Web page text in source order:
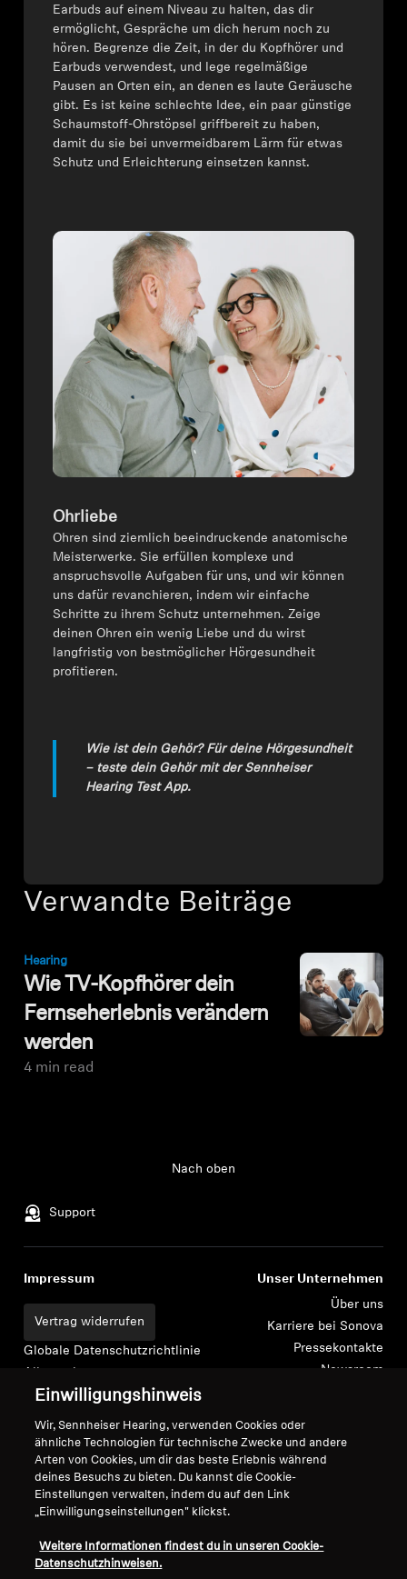
Verwandte Beiträge
Hearing
Wie TV-Kopfhörer dein
Fernseherlebnis verändern
werden
4 min read
Earbuds auf einem Niveau zu halten, das dir
ermöglicht, Gespräche um dich herum noch zu
hören. Begrenze die Zeit, in der du Kopfhörer und
Earbuds verwendest, und lege regelmäßige
Pausen an Orten ein, an denen es laute Geräusche
gibt. Es ist keine schlechte Idee, ein paar günstige
Schaumstoff-Ohrstöpsel griffbereit zu haben,
damit du sie bei unvermeidbarem Lärm für etwas
Schutz und Erleichterung einsetzen kannst.
Ohrliebe
Ohren sind ziemlich beeindruckende anatomische
Meisterwerke. Sie erfüllen komplexe und
anspruchsvolle Aufgaben für uns, und wir können
uns dafür revanchieren, indem wir einfache
Schritte zu ihrem Schutz unternehmen. Zeige
deinen Ohren ein wenig Liebe und du wirst
langfristig von bestmöglicher Hörgesundheit
profitieren.
Wie ist dein Gehör? Für deine Hörgesundheit
– teste dein Gehör mit der Sennheiser
Hearing Test App.
Support
Nach oben
Impressum
Vertrag widerrufen
Globale Datenschutzrichtlinie
Allgemeine
Geschäftsbedingungen für
Koordinierte Richtlinie zur
Offenlegung von Schwachstellen
Unser Unternehmen
Über uns
Karriere bei Sonova
Pressekontakte
Newsroom
Impressum
Einwilligungshinweis
Wir, Sennheiser Hearing, verwenden Cookies oder
ähnliche Technologien für technische Zwecke und andere
Arten von Cookies, um dir das beste Erlebnis während
deines Besuchs zu bieten. Du kannst die Cookie-
Einstellungen verwalten, indem du auf den Link
„Einwilligungseinstellungen" klickst.
Weitere Informationen findest du in unseren Cookie-
Datenschutzhinweisen.